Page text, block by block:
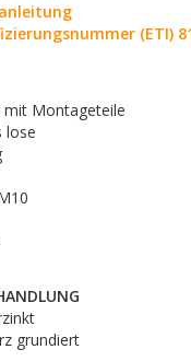
(ETI)
mit Montageteile
lose
grundiert